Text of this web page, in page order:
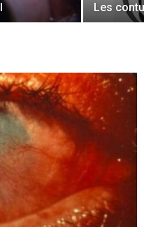
Les